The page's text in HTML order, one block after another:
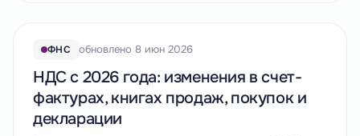
ФНС обновлено 8 июн 2026
НДС с 2026 года: изменения в счет-
фактурах, книгах продаж, покупок и
декларации